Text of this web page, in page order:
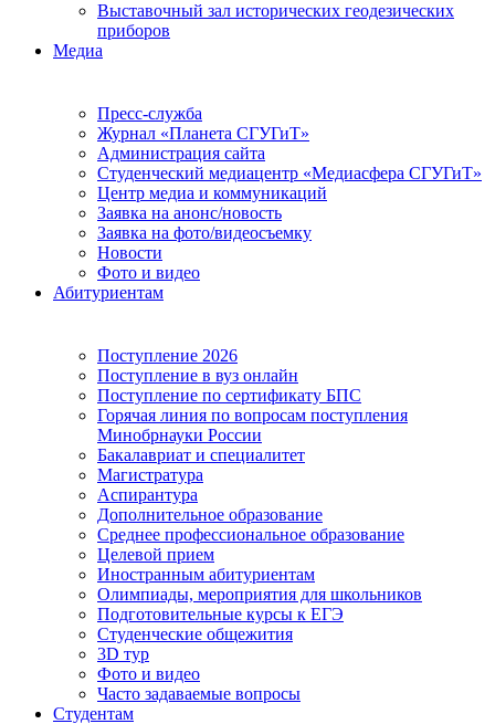
Выставочный зал исторических геодезических
приборов
Медиа
Пресс-служба
Журнал «Планета СГУГиТ»
Администрация сайта
Студенческий медиацентр «Медиасфера СГУГиТ»
Центр медиа и коммуникаций
Заявка на анонс/новость
Заявка на фото/видеосъемку
Новости
Фото и видео
Абитуриентам
Поступление 2026
Поступление в вуз онлайн
Поступление по сертификату БПС
Горячая линия по вопросам поступления
Минобрнауки России
Бакалавриат и специалитет
Магистратура
Аспирантура
Дополнительное образование
Среднее профессиональное образование
Целевой прием
Иностранным абитуриентам
Олимпиады, мероприятия для школьников
Подготовительные курсы к ЕГЭ
Студенческие общежития
3D тур
Фото и видео
Часто задаваемые вопросы
Студентам